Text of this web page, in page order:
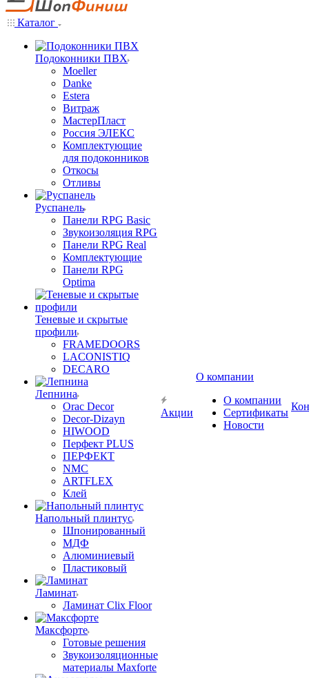
Каталог
Подоконники ПВХ
Moeller
Danke
Estera
Витраж
МастерПласт
Россия ЭЛЕКС
Комплектующие
для подоконников
Откосы
Отливы
Руспанель
Панели RPG Basic
Звукоизоляция RPG
Панели RPG Real
Комплектующие
Панели RPG
Optima
Теневые и скрытые
профили
FRAMEDOORS
LACONISTIQ
DECARO
Лепнина
Orac Decor
Decor-Dizayn
HIWOOD
Перфект PLUS
ПЕРФЕКТ
NMC
ARTFLEX
Клей
Напольный плинтус
Шпонированный
МДФ
Алюминиевый
Пластиковый
Ламинат
Ламинат Clix Floor
Максфорте
Готовые решения
Звукоизоляционные
материалы Maxforte
Акции
О компании
О компании
Сертификаты
Новости